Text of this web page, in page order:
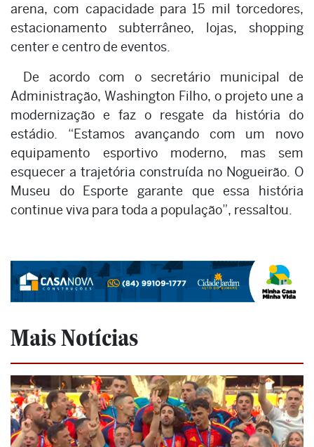
arena, com capacidade para 15 mil torcedores,
estacionamento subterrâneo, lojas, shopping
center e centro de eventos.
De acordo com o secretário municipal de
Administração, Washington Filho, o projeto une a
modernização e faz o resgate da história do
estádio. “Estamos avançando com um novo
equipamento esportivo moderno, mas sem
esquecer a trajetória construída no Nogueirão. O
Museu do Esporte garante que essa história
continue viva para toda a população”, ressaltou.
Mais Notícias